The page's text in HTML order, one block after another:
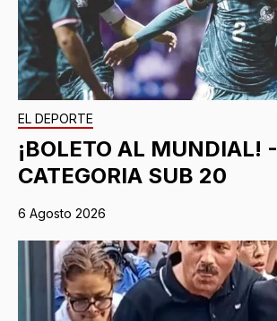
EL DEPORTE
¡BOLETO AL MUNDIAL! -
CATEGORIA SUB 20
6 Agosto 2026